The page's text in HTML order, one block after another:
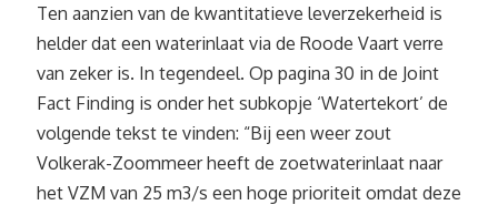
Ten aanzien van de kwantitatieve leverzekerheid is
helder dat een waterinlaat via de Roode Vaart verre
van zeker is. In tegendeel. Op pagina 30 in de Joint
Fact Finding is onder het subkopje ‘Watertekort’ de
volgende tekst te vinden: “Bij een weer zout
Volkerak-Zoommeer heeft de zoetwaterinlaat naar
het VZM van 25 m3/s een hoge prioriteit omdat deze